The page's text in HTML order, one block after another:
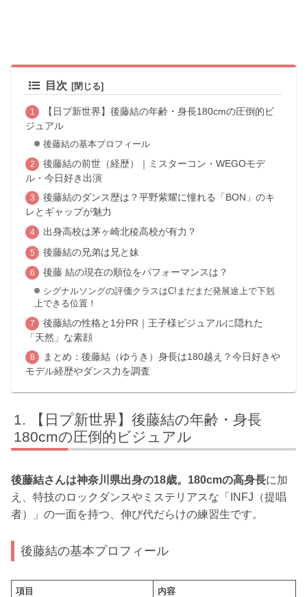
目次
【日プ新世界】後藤結の年齢・身長180cmの圧倒的ビ
ジュアル
後藤結の基本プロフィール
後藤結の前世（経歴）｜ミスターコン・WEGOモデ
ル・今日好き出演
後藤結のダンス歴は？平野紫耀に憧れる「BON」のキ
レとギャップが魅力
出身高校は茅ヶ崎北稜高校が有力？
後藤結の兄弟は兄と妹
後藤 結の現在の順位をパフォーマンスは？
シグナルソングの評価クラスはC!まだまだ発展途上で下剋
上できる位置！
後藤結の性格と1分PR｜王子様ビジュアルに隠れた
「天然」な素顔
まとめ：後藤結（ゆうき）身長は180越え？今日好きや
モデル経歴やダンス力を調査
【日プ新世界】後藤結の年齢・身長
180cmの圧倒的ビジュアル
後藤結さんは神奈川県出身の18歳。180cmの高身長に加
え、特技のロックダンスやミステリアスな「INFJ（提唱
者）」の一面を持つ、伸び代だらけの練習生です。
後藤結の基本プロフィール
項目 内容